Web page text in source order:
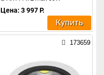
Цена: 3 997 Р.
Купить
173659